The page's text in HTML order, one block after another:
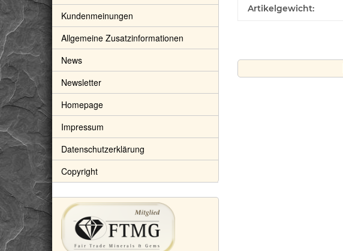
Produkteigenschaft
Wert
Artikelgewicht:
Kundenmeinungen
Allgemeine Zusatzinformationen
News
Newsletter
Homepage
Impressum
Datenschutzerklärung
Copyright